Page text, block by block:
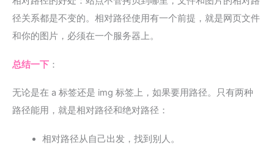
径关系都是不变的。相对路径使用有一个前提，就是网页文件
和你的图片，必须在一个服务器上。
总结一下 ：
无论是在 a 标签还是 img 标签上，如果要用路径。只有两种
路径能用，就是相对路径和绝对路径：
相对路径从自己出发，找到别人。